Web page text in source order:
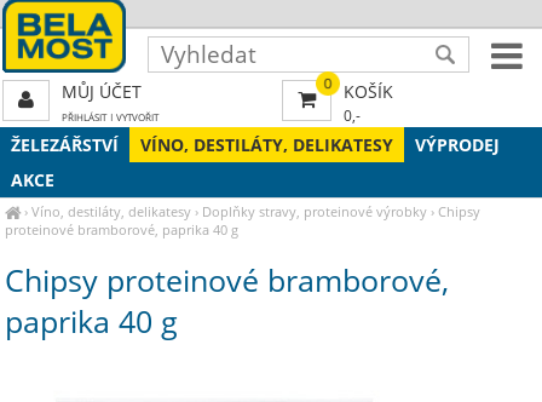
ŽELEZÁŘSTVÍ VÍNO, DESTILÁTY, DELIKATESY
VÝPRODEJ
AKCE
›Víno, destiláty, delikatesy › Doplňky stravy, proteinové výrobky ›Chipsy
proteinové bramborové, paprika 40 g
Chipsy proteinové bramborové,
paprika 40 g
0 KOŠÍK
0,-
MŮJ ÚČET
PŘIHLÁSIT| VYTVOŘIT